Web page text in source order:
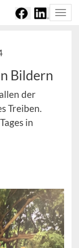
Bildern
der
Treiben.
in